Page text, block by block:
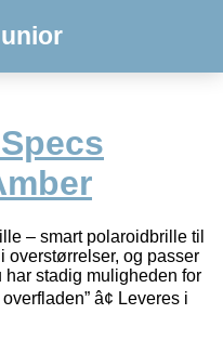
– smart polaroidbrille til
overstørrelser, og passer
har stadig muligheden for
â¢ Leveres i